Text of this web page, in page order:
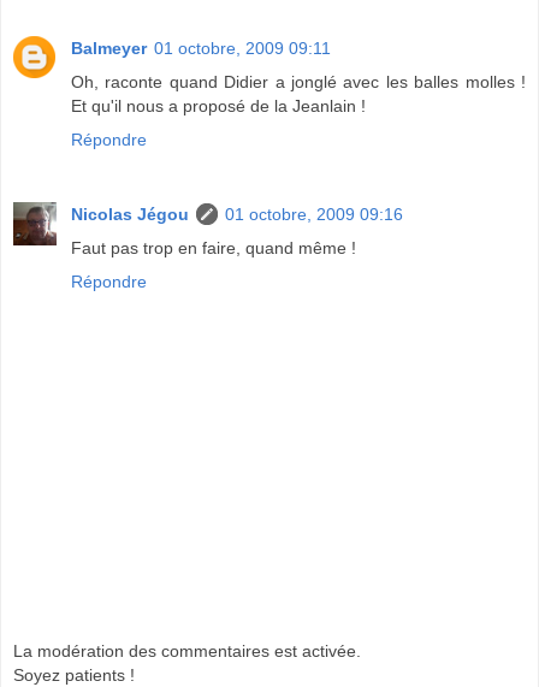
Balmeyer 01 octobre, 2009 09:11
Oh, raconte quand Didier a jonglé avec les balles molles !
Et qu'il nous a proposé de la Jeanlain !
Répondre
Nicolas Jégou
01 octobre, 2009 09:16
Faut pas trop en faire, quand même !
Répondre
La modération des commentaires est activée.
Soyez patients !